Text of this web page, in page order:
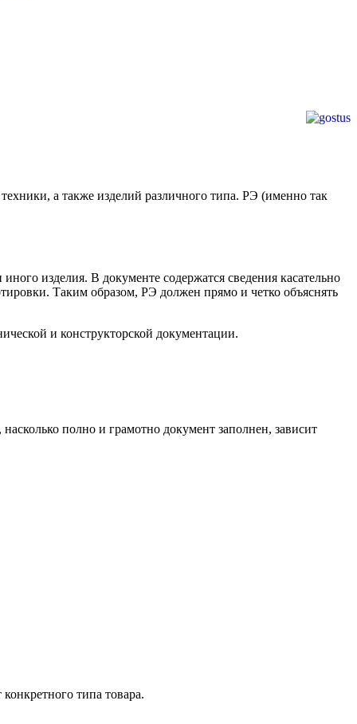
а также изделий различного типа. РЭ (именно так
изделия. В документе содержатся сведения касательно
Таким образом, РЭ должен прямо и четко объяснять
и конструкторской документации.
полно и грамотно документ заполнен, зависит
типа товара.